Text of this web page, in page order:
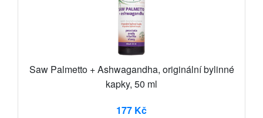
Saw Palmetto + Ashwagandha, originální bylinné
kapky, 50 ml
177 Kč